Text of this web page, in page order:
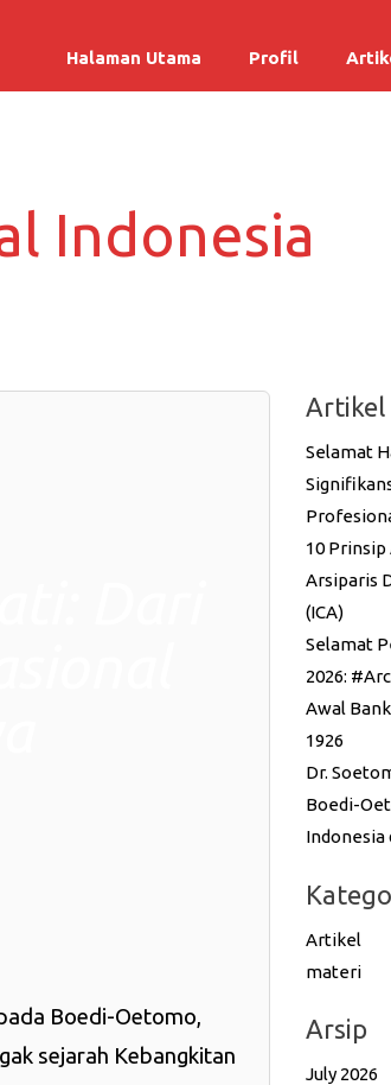
Halaman Utama Profil
Indonesia
Boedi-Oetomo,
sejarah Kebangkitan
Artikel
Selamat
10 Prinsip
Arsiparis
(ICA)
Selamat
2026:
Awal
1926
Dr.
Boedi-
Indonesia
Artikel
materi
Arsip
July 2026